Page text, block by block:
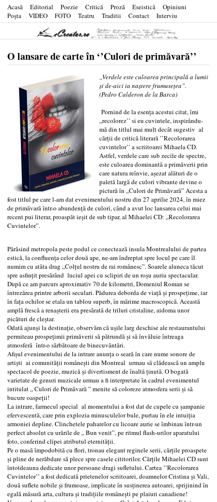
Acasă Editorial Poezie Critică Proză Eseistică
Opiniuni
Poşta
VIDEO FOTO Teatru Traditii Contact Interviu
O lansare de carte în ‘’Culori de primăvară’’
„Verdele este culoarea principală a lumii
și de-aici ia naștere frumusețea”.
(Pedro Calderon de la Barca)
Pornind de la esența acestui citat, îmi
„recolorez’’ si eu cuvintele, inspirându-
mă din titlul mai mult decât sugestiv al
cărții de critică literară ’’Recolorarea
cuvintelor’’ a scriitoarei Mihaela CD.
Astfel, verdele care sub zecile de spectre,
este culoarea dominantă a primăverii prin
care natura reînvie, așezat alături de o
paletă largă de culori vibrante devine o
pictură în „Culori de Primăvară” Acesta a
fost titlul pe care l-am dat evenimentului nostru din 27 aprilie 2024, în miez
de primăvară într-o abundență de culori, când a avut loc lansarea celui mai
recent pui literar, proaspăt ieșit de sub tipar, al Mihaelei CD: „Recolorarea
Cuvintelor”.
Părăsind metropola peste podul ce conectează insula Montrealului de partea
estică, la confluența celor două ape, ne-am îndreptat spre locul pe care îl
numim cu atâta drag „Colțul nostru de rai românesc”. Soarele aluneca tăcut
spre asfințit presărând luciul apei cu sclipiri de un roșu auriu spectacular.
După ce am parcurs aproximativ 70 de kilometri, Domeniul Roman se
întrezărea printre arborii seculari. Pădurea deborda de viață și prospețime, iar
în fața ochilor se etala un tablou superb, în mărime macroscopică. Această
amplă frescă a renașterii era presărată de triluri cristaline, aidoma unor
picături de cleștar.
Odată ajunși la destinație, observăm că ușile larg deschise ale restaurantului
permiteau prospețimii primăverii să pătrundă și să învăluie întreaga
atmosferă într-o sărbătoare de binecuvântări.
Afișul evenimentului de la intrare anunța o seară în care nume sonore de
artiști ai comunității românești din Montreal urmau să clădească un amplu
spectacol de poezie, muzică și divertisment de înaltă ținută. O bogată
varietate de genuri muzicale urmau a fi interpretate în cadrul evenimentul
intitulat „ Culori de Primăvară ” menite să coloreze atmosfera serii și să
bucure oaspeții!
La intrare, farmecul special al momentului a fost dat de cupele cu șampanie
efervescentă, care prin explozia minusculelor bule, purtau în ele intuiția
armoniei depline. Clinchetele paharelor cu licoare aurie se îmbinau într-un
perfect absolut cu urările de „ Bun venit”, pe ritmul flash-urilor aparatului
foto, conferind clipei atributul eternității.
Pe o masă împodobită cu flori, tronau elegant reginele serii, cărțile proaspete
și pline de nerăbdare să plece spre casele cititorilor. Cărțile Mihaelei CD sunt
întotdeauna dedicate unor persoane dragi sufletului. Cartea ’’Recolorarea
Cuvintelor’’ a fost dedicată prietenelor scriitoarei, doamnelor Cristina și Vali,
două suflete nobile și frumoase, implicate în susținerea autoarei, sprijinind în
egală măsură arta, cultura și tradițiile românești pe plaiuri canadiene!